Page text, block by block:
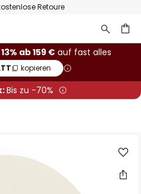
Retoure
ab 159 €auf fast alles
kopieren
Bis zu -70%